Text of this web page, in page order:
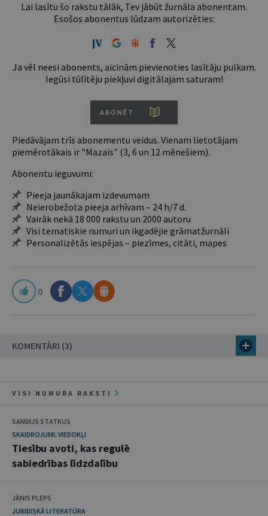
Lai lasītu šo rakstu tālāk, Tev jābūt žurnāla abonentam.
Esošos abonentus lūdzam autorizēties:
Ja vēl neesi abonents, aicinām pievienoties lasītāju pulkam.
Iegūsi tūlītēju piekļuvi digitālajam saturam!
ABONĒT
Piedāvājam trīs abonementu veidus. Vienam lietotājam
piemērotākais ir "Mazais" (3, 6 un 12 mēnešiem).
Abonentu ieguvumi:
Pieeja jaunākajam izdevumam
Neierobežota pieeja arhīvam – 24 h/7 d.
Vairāk nekā 18 000 rakstu un 2000 autoru
Visi tematiskie numuri un ikgadējie grāmatžurnāli
Personalizētās iespējas – piezīmes, citāti, mapes
0
KOMENTĀRI (3)
VISI NUMURA RAKSTI
SANDIJS STATKUS
SKAIDROJUMI. VIEDOKĻI
Tiesību avoti, kas regulē
sabiedrības līdzdalību
JĀNIS PLEPS
JURIDISKĀ LITERATŪRA